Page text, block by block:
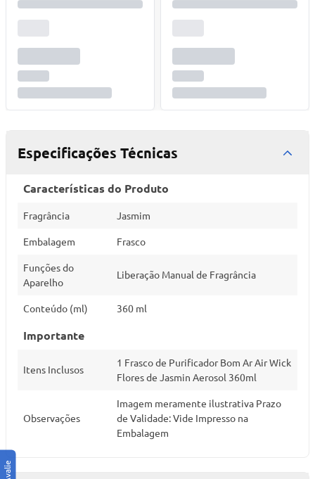
Especificações Técnicas
Características do Produto
Fragrância Jasmim
Embalagem Frasco
Funções do
Aparelho
Liberação Manual de Fragrância
Conteúdo (ml) 360 ml
Importante
Itens Inclusos
1 Frasco de Purificador Bom Ar Air Wick
Flores de Jasmin Aerosol 360ml
Observações
Imagem meramente ilustrativa Prazo
de Validade: Vide Impresso na
Embalagem